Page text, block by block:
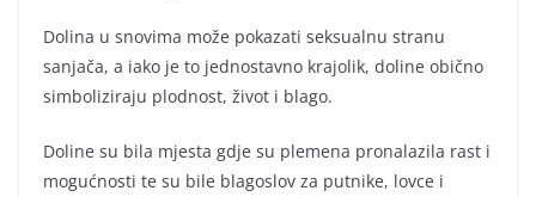
Dolina u snovima može pokazati seksualnu stranu
sanjača, a iako je to jednostavno krajolik, doline obično
simboliziraju plodnost, život i blago.
Doline su bila mjesta gdje su plemena pronalazila rast i
mogućnosti te su bile blagoslov za putnike, lovce i